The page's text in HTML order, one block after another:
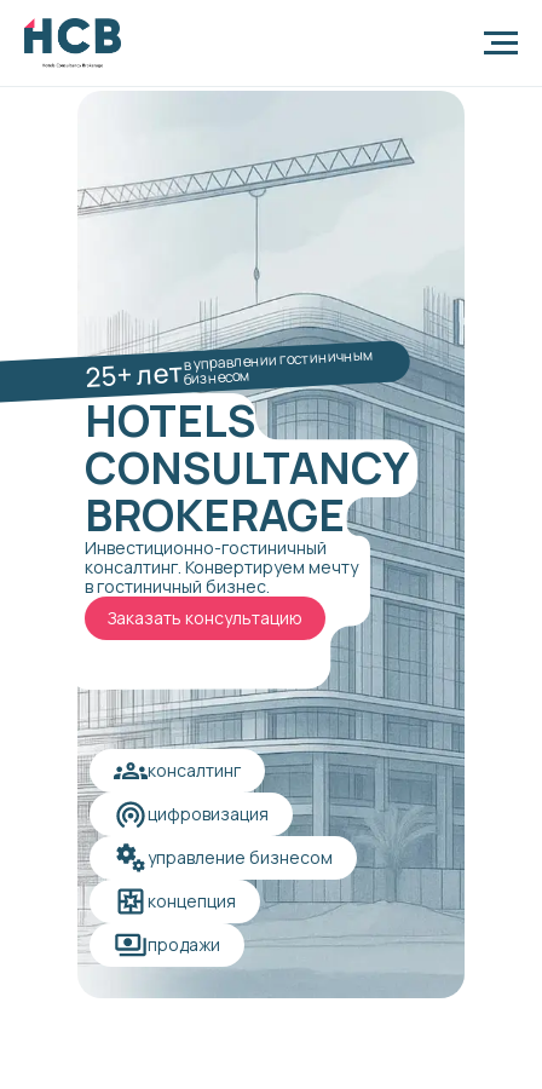
25+ летв управлении гостиничным
бизнесом
консалтинг
цифровизация
управление бизнесом
концепция
продажи
HOTELS
CONSULTANCY
BROKERAGE
Инвестиционно-гостиничный
консалтинг. Конвертируем мечту
в гостиничный бизнес.
Заказать консультацию